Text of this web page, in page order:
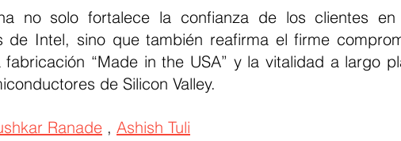
no solo fortalece la confianza de los clientes en
de Intel, sino que también reafirma el firme
“Made in the USA” y la vitalidad a largo
de Silicon Valley.
Ranade , Ashish Tuli